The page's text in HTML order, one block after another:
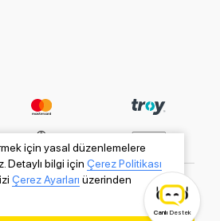
için yasal düzenlemelere
Detaylı bilgi için Çerez Politikası
Çerez Ayarları üzerinden
Canlı Destek